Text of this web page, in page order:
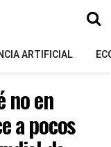
ARTIFICIAL
no en
a pocos